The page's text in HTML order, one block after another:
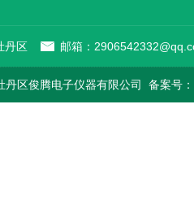
丹区 邮箱：
区俊腾电子仪器有限公司 备案号